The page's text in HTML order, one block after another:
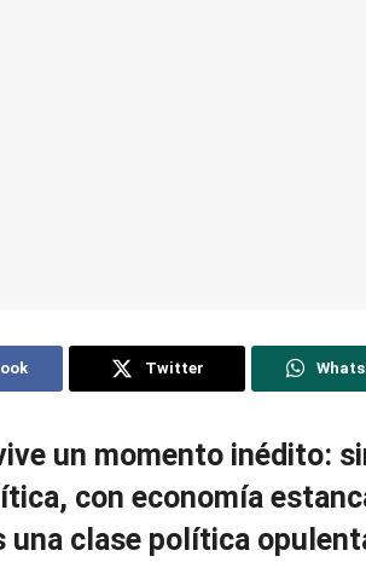
Twitter
un momento inédito:
con economía
una clase política